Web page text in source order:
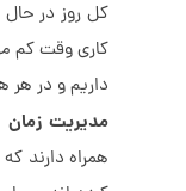
کل روز در حال
داریم و در هر
مدیریت زماناست.
همراه دارند که در